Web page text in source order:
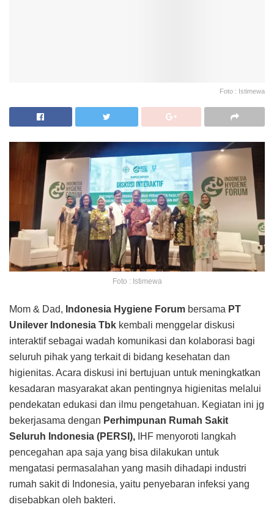
Foto : Istimewa
Foto : Istimewa
Mom & Dad, Indonesia Hygiene Forum bersama PT
Unilever Indonesia Tbk kembali menggelar diskusi
interaktif sebagai wadah komunikasi dan kolaborasi bagi
seluruh pihak yang terkait di bidang kesehatan dan
higienitas. Acara diskusi ini bertujuan untuk meningkatkan
kesadaran masyarakat akan pentingnya higienitas melalui
pendekatan edukasi dan ilmu pengetahuan. Kegiatan ini jg
bekerjasama dengan Perhimpunan Rumah Sakit
Seluruh Indonesia (PERSI), IHF menyoroti langkah
pencegahan apa saja yang bisa dilakukan untuk
mengatasi permasalahan yang masih dihadapi industri
rumah sakit di Indonesia, yaitu penyebaran infeksi yang
disebabkan oleh bakteri.